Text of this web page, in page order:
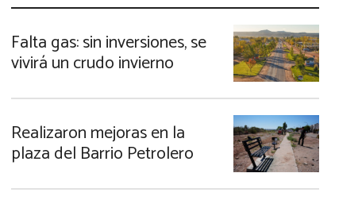
Falta gas: sin inversiones, se
vivirá un crudo invierno
Realizaron mejoras en la
plaza del Barrio Petrolero